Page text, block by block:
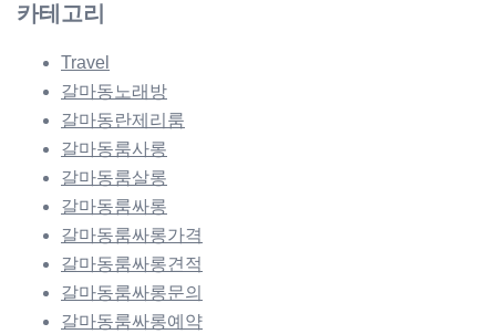
카테고리
Travel
갈마동노래방
갈마동란제리룸
갈마동룸사롱
갈마동룸살롱
갈마동룸싸롱
갈마동룸싸롱가격
갈마동룸싸롱견적
갈마동룸싸롱문의
갈마동룸싸롱예약